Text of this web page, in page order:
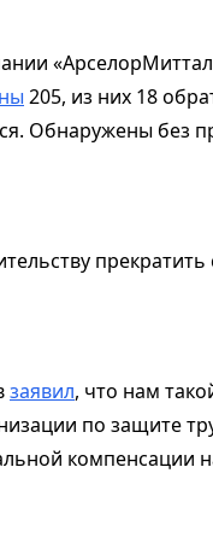
«АрселорМиттал
205, из них 18
Обнаружены без
заявил, что нам
по защите
компенсации